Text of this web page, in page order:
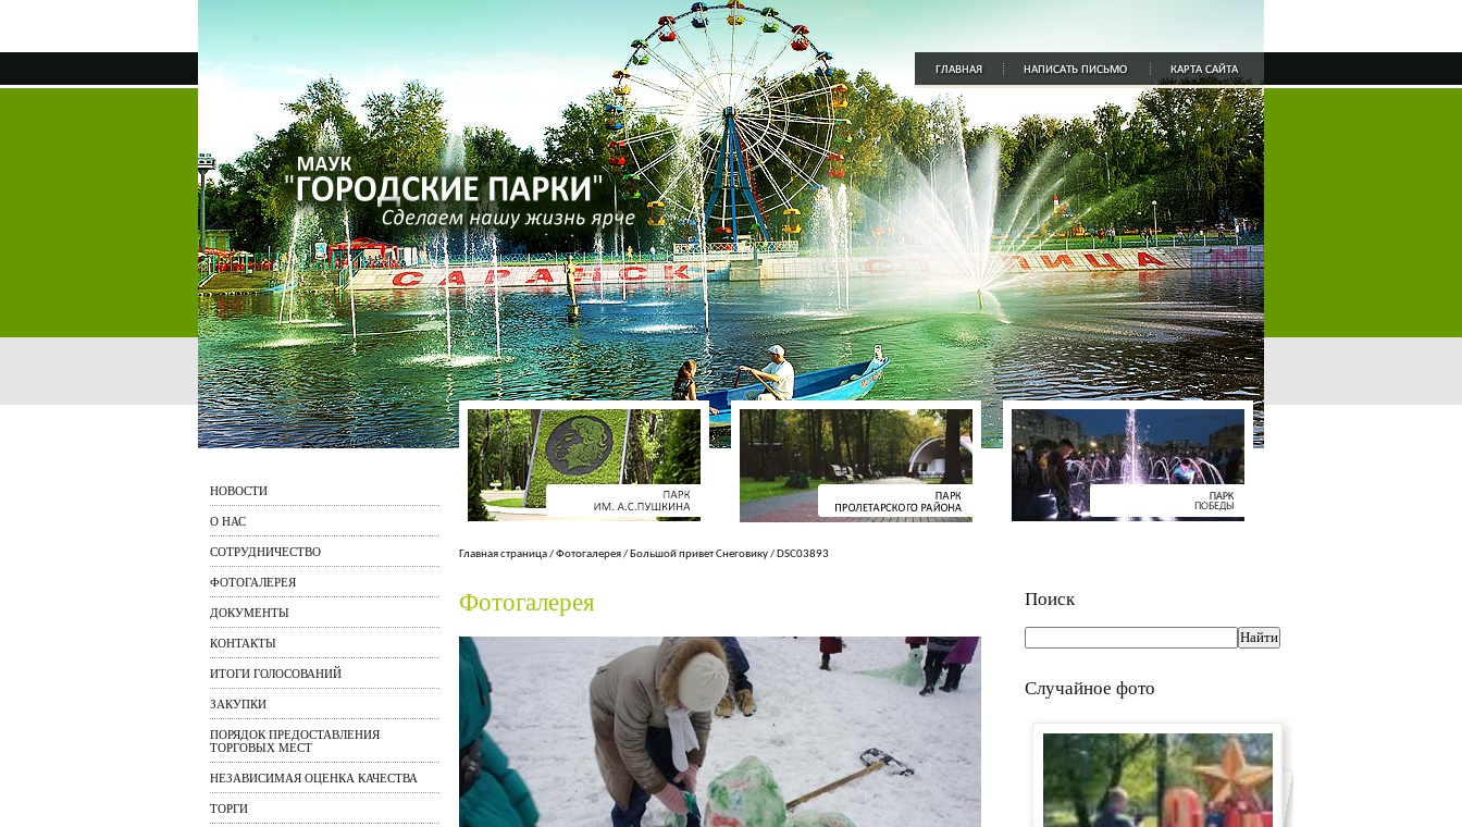
НОВОСТИ
О НАС
СОТРУДНИЧЕСТВО
ФОТОГАЛЕРЕЯ
ДОКУМЕНТЫ
КОНТАКТЫ
ИТОГИ ГОЛОСОВАНИЙ
ЗАКУПКИ
ПОРЯДОК ПРЕДОСТАВЛЕНИЯ
ТОРГОВЫХ МЕСТ
НЕЗАВИСИМАЯ ОЦЕНКА КАЧЕСТВА
ТОРГИ
Главная страница/Фотогалерея/ Большой привет Снеговику/ DSC03893
Фотогалерея Поиск
Случайное фото